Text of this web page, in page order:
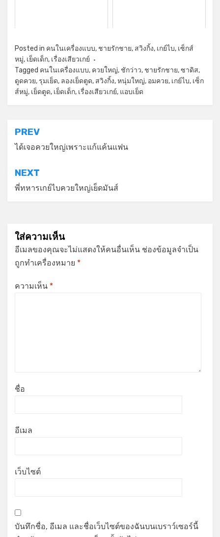
Posted in คนในเครื่องแบบ, ชายรักชาย, สวิงกิ้ง, เกย์ไบ, เซ็กส์
หมู่, เย็ดเด็ก, เรื่องเสียวเกย์
Tagged คนในเครื่องแบบ, ควยใหญ่, ชักว่าว, ชายรักชาย,ซาดิส,
ดูดควย, รุมเย็ด, ลองเย็ดตูด, สวิงกิ้ง,หนุ่มใหญ่, อมควย, เกย์ไบ, เซ็ก
ส์หมู่, เย็ดตูด, เย็ดเด็ก, เรื่องเสียวเกย์, แอบเย็ด
แนะแนว
เรื่อง
PREV
ได้เจอควยใหญ่เพราะแก้แค้นแฟน
NEXT
พี่ทหารเกย์ไบควยใหญ่เย็ดมันส์
ใส่ความเห็น
อีเมลของคุณจะไม่แสดงให้คนอื่นเห็น ช่องข้อมูลจำเป็น
ถูกทำเครื่องหมาย *
ความเห็น *
ชื่อ
อีเมล
เว็บไซต์
บันทึกชื่อ, อีเมล และชื่อเว็บไซต์ของฉันบนเบราว์เซอร์นี้